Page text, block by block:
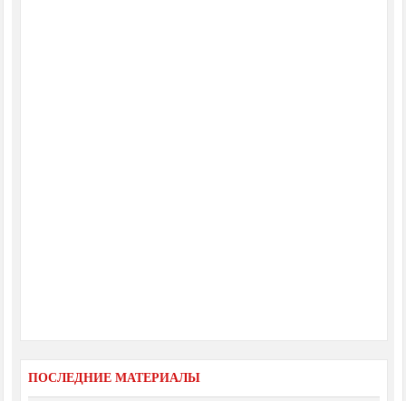
ПОСЛЕДНИЕ МАТЕРИАЛЫ